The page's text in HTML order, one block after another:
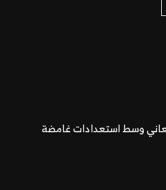
وسط استعدادات غامضة